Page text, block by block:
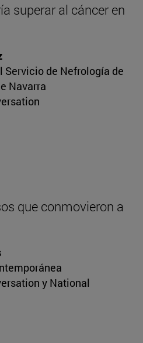
superar al cáncer en
de Nefrología de
Navarra
que conmovieron a
y National